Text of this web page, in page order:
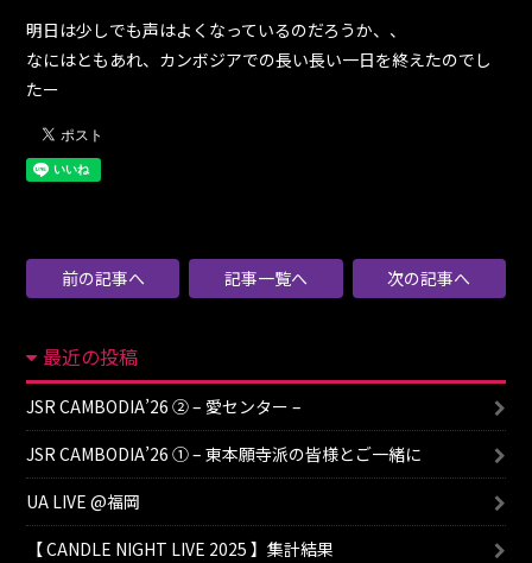
明日は少しでも声はよくなっているのだろうか、、
なにはともあれ、カンボジアでの長い長い一日を終えたのでし
たー
前の記事へ 記事一覧へ 次の記事へ
最近の投稿
JSR CAMBODIA’26 ② – 愛センター –
JSR CAMBODIA’26 ① – 東本願寺派の皆様とご一緒に
UA LIVE @福岡
【 CANDLE NIGHT LIVE 2025 】集計結果